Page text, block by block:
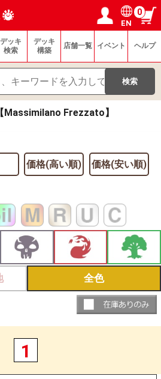
ログイン／会員登録
マイページ
EN
0
デッキ
検索
デッキ
構築
店舗一覧 イベント ヘルプ
【Massimilano Frezzato】
価格(高い順) 価格(安い順)
全色
1